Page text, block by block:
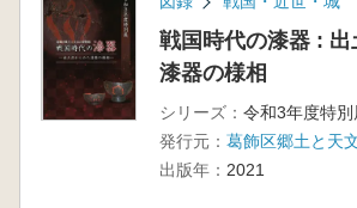
戦国時代の漆器 : 出
漆器の様相
シリーズ： 令和3年度特別
発行元： 葛飾区郷土と天
出版年： 2021